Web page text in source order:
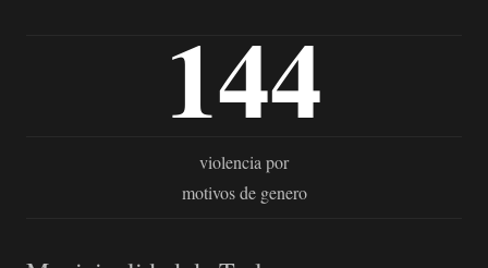
144
violencia por
motivos de genero